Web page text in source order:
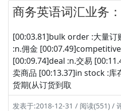
商务英语词汇业务
[00:03.81]bulk order :大量
:n.佣金
[00:09.74]deal :n.交易
卖商品 [00:13.37]in stock :库
货期(从订货到取
发表于:2018-12-31 / 阅读(551) /